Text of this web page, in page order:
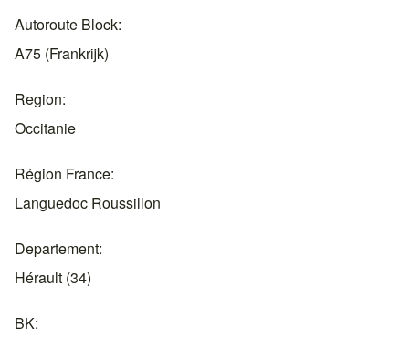
Autoroute Block
A75 (Frankrijk)
Region
Occitanie
Région France
Languedoc Roussillon
Departement
Hérault (34)
BK